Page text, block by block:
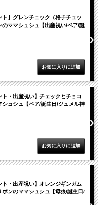
ト】グレンチェック（格子チェッ
のママシュシュ【出産祝い/ペア/誕
ト・出産祝い】チェックとチョコ
シュシュ【ペア/誕生日/ジュメル神
ト・出産祝い】オレンジギンガム
ボンのママシュシュ【母娘/誕生日/